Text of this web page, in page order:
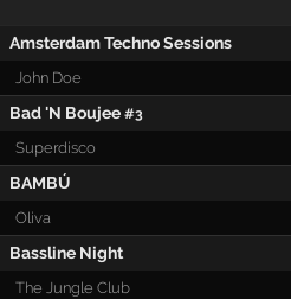
Amsterdam Techno Sessions
John Doe
Bad 'N Boujee#3
Superdisco
BAMBÚ
Oliva
Bassline Night
The Jungle Club